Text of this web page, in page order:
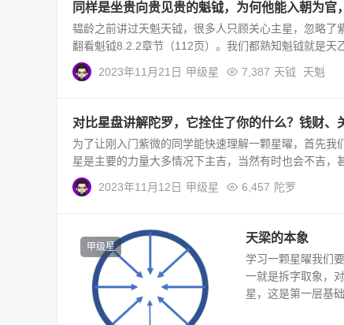
同样是坐贵向贵见贵的魁钺，为何他能入朝为官
韫龄之前讲过天魁天钺，很多人只顾关心主星，忽略
翻看魁钺8.2.2章节（112页）。我们都熟知魁钺就是天
2023年11月21日 甲级星 7,387 天钺 天魁
对比星盘讲解陀罗，它拴住了你的什么？钱财
为了让刚入门紫微的同学能快速理解一颗星曜，首先
星是主要的力量大多情况下主吉，当然有时也会不吉，
2023年11月12日 甲级星 6,457 陀罗
甲级星
天梁的本象
学习一颗星曜我们
一就是拆字取象，
星，这是第一层基